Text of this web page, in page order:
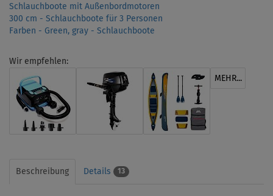
Schlauchboote mit Außenbordmotoren
300 cm - Schlauchboote für 3 Personen
Farben - Green, gray - Schlauchboote
Wir empfehlen:
MEHR...
Beschreibung Details 13